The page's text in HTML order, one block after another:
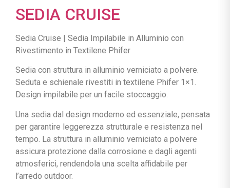
SEDIA CRUISE
Sedia Cruise | Sedia Impilabile in Alluminio con
Rivestimento in Textilene Phifer
Sedia con struttura in alluminio verniciato a polvere.
Seduta e schienale rivestiti in textilene Phifer 1×1.
Design impilabile per un facile stoccaggio.
Una sedia dal design moderno ed essenziale, pensata
per garantire leggerezza strutturale e resistenza nel
tempo. La struttura in alluminio verniciato a polvere
assicura protezione dalla corrosione e dagli agenti
atmosferici, rendendola una scelta affidabile per
l’arredo outdoor.